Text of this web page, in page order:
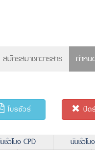
สมัครสมาชิกวารสาร กำหน
โบรชัวร์ ปิด
ชั่วโมง CPD
นับชั่วโม